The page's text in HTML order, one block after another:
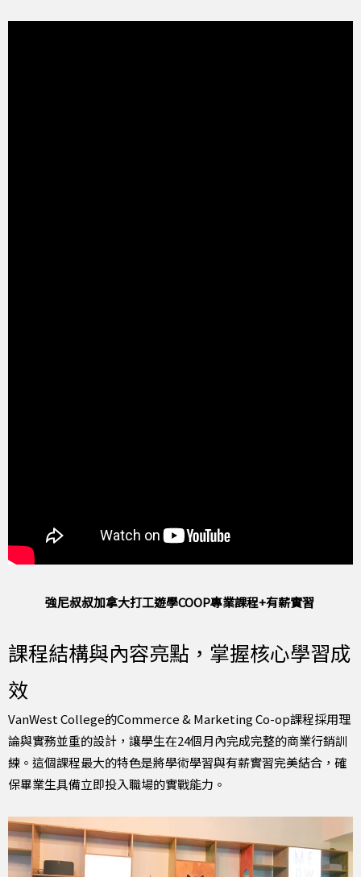
強尼叔叔加拿大打工遊學COOP專業課程+有薪實習
課程結構與內容亮點，掌握核心學習成
效
VanWest College的Commerce & Marketing Co-op課程採用理
論與實務並重的設計，讓學生在24個月內完成完整的商業行銷訓
練。這個課程最大的特色是將學術學習與有薪實習完美結合，確
保畢業生具備立即投入職場的實戰能力。